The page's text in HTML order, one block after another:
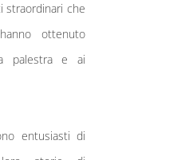
straordinari che
ottenuto
palestra e ai
entusiasti di